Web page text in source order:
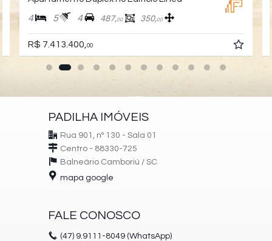
4 5 4 487,00 350,00
R$ 7.413.400, 00
PADILHA IMÓVEIS
Rua 901, nº 130 - Sala 01
Centro - 88330-725
Balneário Camboriú / SC
mapa google
FALE CONOSCO
(47) 9.9111-8049 (WhatsApp)